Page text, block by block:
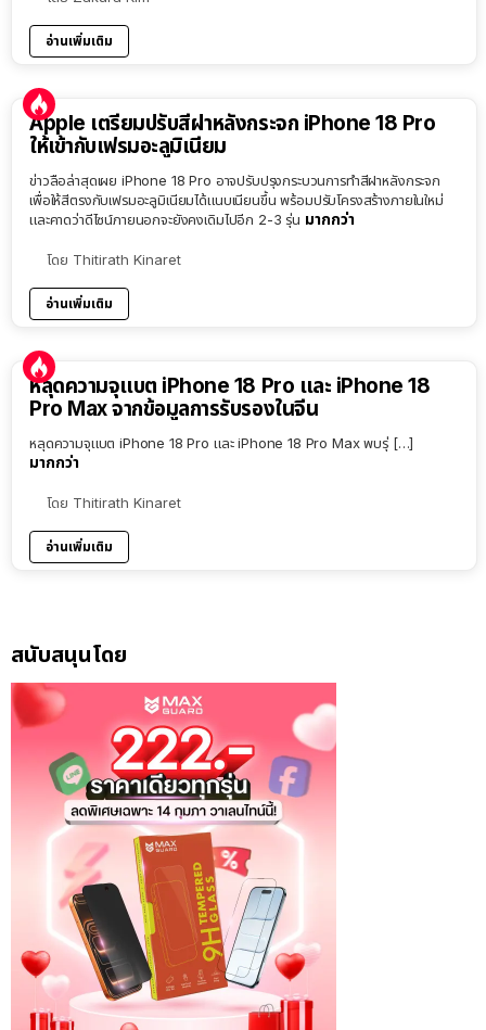
อ่านเพิ่มเติม
Apple เตรียมปรับสีฝาหลังกระจก iPhone 18 Pro
ให้เข้ากับเฟรมอะลูมิเนียม
ข่าวลือล่าสุดเผย iPhone 18 Pro อาจปรับปรุงกระบวนการทำสีฝาหลังกระจก
เพื่อให้สีตรงกับเฟรมอะลูมิเนียมได้แนบเนียนขึ้น พร้อมปรับโครงสร้างภายในใหม่
และคาดว่าดีไซน์ภายนอกจะยังคงเดิมไปอีก 2-3 รุ่น มากกว่า
โดย Thitirath Kinaret
อ่านเพิ่มเติม
หลุดความจุแบต iPhone 18 Pro และ iPhone 18
Pro Max จากข้อมูลการรับรองในจีน
หลุดความจุแบต iPhone 18 Pro และ iPhone 18 Pro Max พบรุ่ […]
มากกว่า
โดย Thitirath Kinaret
อ่านเพิ่มเติม
สนับสนุนโดย